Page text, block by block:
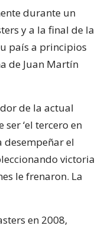
durante un
y a la final de la
país a principios
de Juan Martín
de la actual
‘el tercero en
desempeñar el
victoria
le frenaron. La
en 2008,